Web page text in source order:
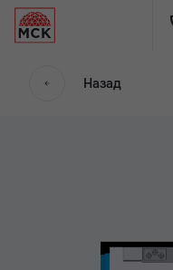
Назад